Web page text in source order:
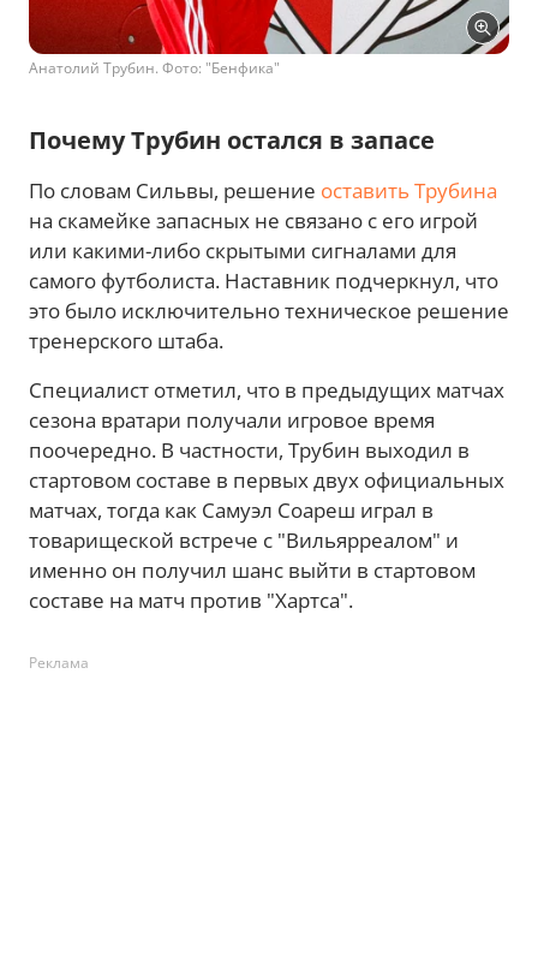
Анатолий Трубин. Фото: "Бенфика"
Почему Трубин остался в запасе
По словам Сильвы, решение оставить Трубина
на скамейке запасных не связано с его игрой
или какими-либо скрытыми сигналами для
самого футболиста. Наставник подчеркнул, что
это было исключительно техническое решение
тренерского штаба.
Специалист отметил, что в предыдущих матчах
сезона вратари получали игровое время
поочередно. В частности, Трубин выходил в
стартовом составе в первых двух официальных
матчах, тогда как Самуэл Соареш играл в
товарищеской встрече с "Вильярреалом" и
именно он получил шанс выйти в стартовом
составе на матч против "Хартса".
Реклама